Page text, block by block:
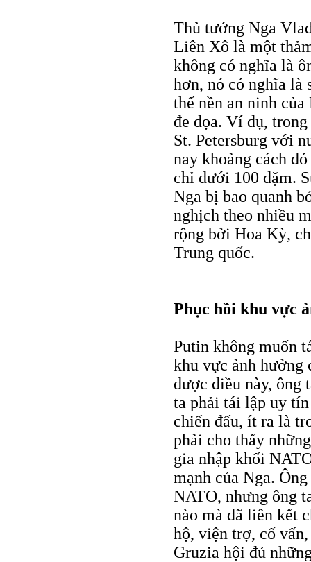
Thủ tướng Nga
Liên Xô là một
không có nghĩa là
hơn, nó có nghĩa là
thế nền an ninh
đe dọa. Ví dụ,
St. Petersburg với
nay khoảng cách
chỉ dưới 100 dặm.
Nga bị bao quanh
nghịch theo nhiều
rộng bởi Hoa Kỳ,
Trung quốc.
Phục hồi khu vực
Putin không muốn
khu vực ảnh hưởng
được điều này, ông
ta phải tái lập uy
chiến đấu, ít ra là
phải cho thấy
gia nhập khối
mạnh của Nga.
NATO, nhưng ông
nào mà đã liên kết
hộ, viện trợ, cố
Gruzia hội đủ